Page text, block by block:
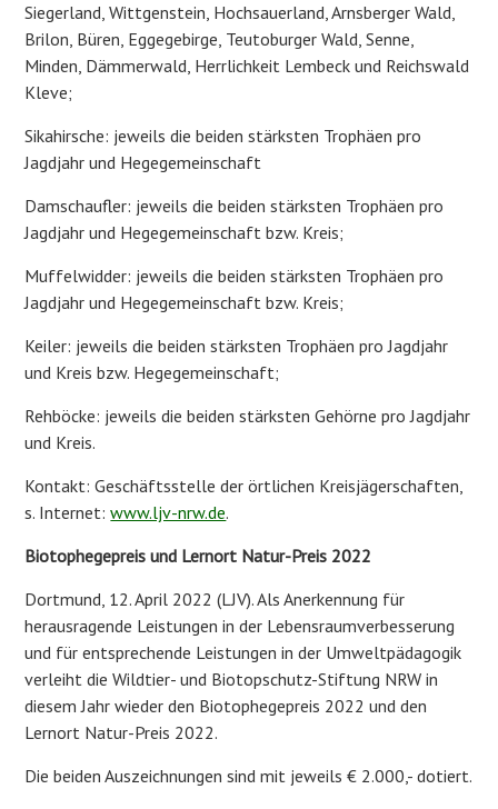
Siegerland, Wittgenstein, Hochsauerland, Arnsberger Wald,
Brilon, Büren, Eggegebirge, Teutoburger Wald, Senne,
Minden, Dämmerwald, Herrlichkeit Lembeck und Reichswald
Kleve;
Sikahirsche: jeweils die beiden stärksten Trophäen pro
Jagdjahr und Hegegemeinschaft
Damschaufler: jeweils die beiden stärksten Trophäen pro
Jagdjahr und Hegegemeinschaft bzw. Kreis;
Muffelwidder: jeweils die beiden stärksten Trophäen pro
Jagdjahr und Hegegemeinschaft bzw. Kreis;
Keiler: jeweils die beiden stärksten Trophäen pro Jagdjahr
und Kreis bzw. Hegegemeinschaft;
Rehböcke: jeweils die beiden stärksten Gehörne pro Jagdjahr
und Kreis.
Kontakt: Geschäftsstelle der örtlichen Kreisjägerschaften,
s. Internet:www.ljv-nrw.de.
Biotophegepreis und Lernort Natur-Preis 2022
Dortmund, 12. April 2022 (LJV). Als Anerkennung für
herausragende Leistungen in der Lebensraumverbesserung
und für entsprechende Leistungen in der Umweltpädagogik
verleiht die Wildtier- und Biotopschutz-Stiftung NRW in
diesem Jahr wieder den Biotophegepreis 2022 und den
Lernort Natur-Preis 2022.
Die beiden Auszeichnungen sind mit jeweils € 2.000,- dotiert.